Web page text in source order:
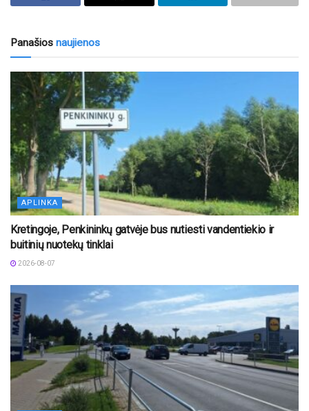
Panašios naujienos
APLINKA
Kretingoje, Penkininkų gatvėje bus nutiesti vandentiekio ir
buitinių nuotekų tinklai
2026-08-07